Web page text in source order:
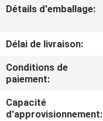
CONTRÔLE
QUALITÉ
CONTACTEZ-
NOUS
Détails d'emballage:
Délai de livraison:
Conditions de
paiement:
Capacité
d'approvisionnement: